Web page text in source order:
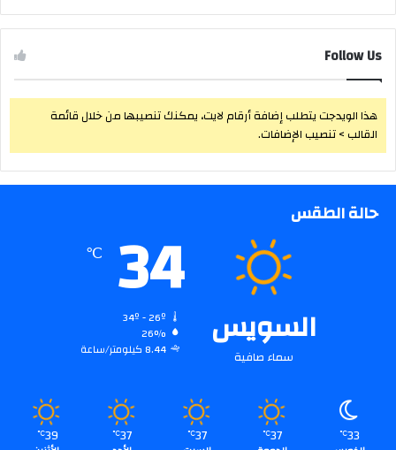
Follow Us
هذا الويدجت يتطلب إضافة أرقام لايت، يمكنك تنصيبها من خلال قائمة
القالب > تنصيب الإضافات.
حالة الطقس
السويس
سماء صافية
34
℃
26%
8.44 كيلومتر/ساعة
33
℃
37
℃
37
℃
37
℃
39
℃